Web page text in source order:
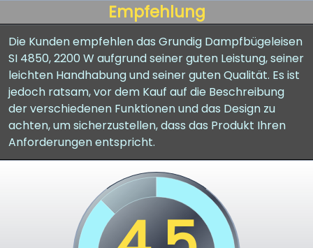
Empfehlung
Die Kunden empfehlen das Grundig Dampfbügeleisen
SI 4850, 2200 W aufgrund seiner guten Leistung, seiner
leichten Handhabung und seiner guten Qualität. Es ist
jedoch ratsam, vor dem Kauf auf die Beschreibung
der verschiedenen Funktionen und das Design zu
achten, um sicherzustellen, dass das Produkt Ihren
Anforderungen entspricht.